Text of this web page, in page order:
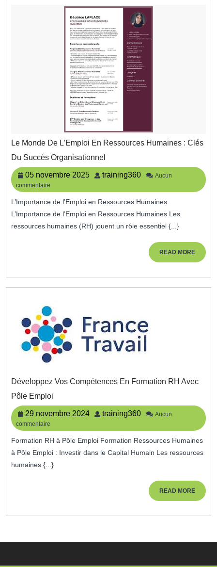
Le Monde De L’Emploi En Ressources Humaines : Clés
Du Succès Organisationnel
De
L’Emploi
Ressources
:
Clés
Organisationnel
05 novembre 2025
05
2025
training360 training360
Aucun
commentaire
L’Importance de l’Emploi en Ressources Humaines
L’Importance de l’Emploi en Ressources Humaines Les
ressources humaines (RH) jouent un rôle essentiel {...}
READ MOREREAD
MORE
Développez Vos Compétences En Formation RH Avec
Pôle Emploi
Compétences
En
RH
Pôle
Emploi
29 novembre 2024
29
2024
training360 training360
Aucun
commentaire
Formation RH à Pôle Emploi Formation Ressources Humaines
à Pôle Emploi : Investir dans le Capital Humain Les ressources
humaines {...}
READ MOREREAD
MORE